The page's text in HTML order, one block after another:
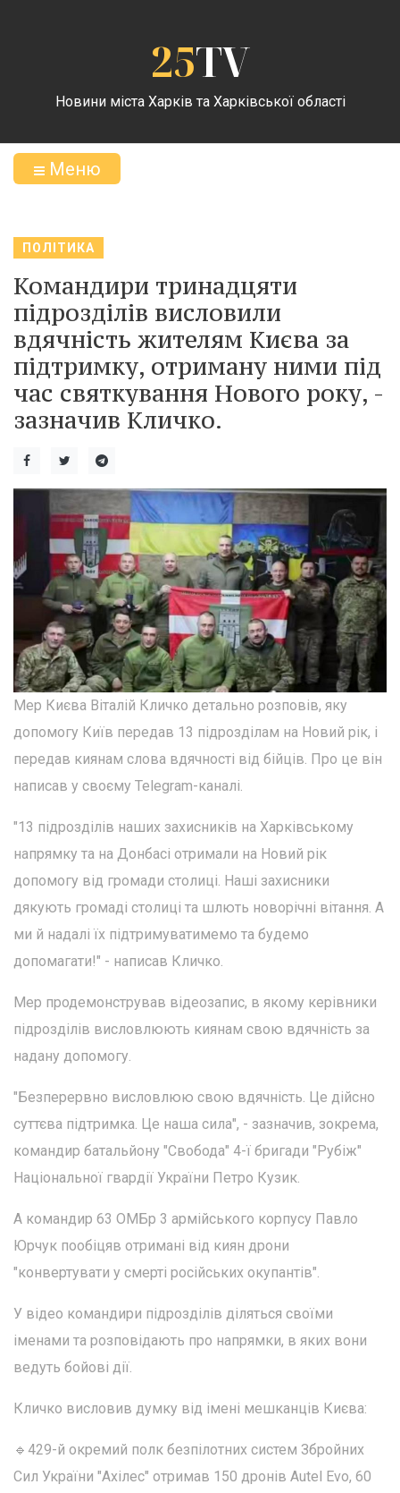
25TV
Новини міста Харків та Харківської області
Меню
ПОЛІТИКА
Командири тринадцяти
підрозділів висловили
вдячність жителям Києва за
підтримку, отриману ними під
час святкування Нового року, -
зазначив Кличко.
Мер Києва Віталій Кличко детально розповів, яку
допомогу Київ передав 13 підрозділам на Новий рік, і
передав киянам слова вдячності від бійців. Про це він
написав у своєму Telegram-каналі.
"13 підрозділів наших захисників на Харківському
напрямку та на Донбасі отримали на Новий рік
допомогу від громади столиці. Наші захисники
дякують громаді столиці та шлють новорічні вітання. А
ми й надалі їх підтримуватимемо та будемо
допомагати!" - написав Кличко.
Мер продемонстрував відеозапис, в якому керівники
підрозділів висловлюють киянам свою вдячність за
надану допомогу.
"Безперервно висловлюю свою вдячність. Це дійсно
суттєва підтримка. Це наша сила", - зазначив, зокрема,
командир батальйону "Свобода" 4-ї бригади "Рубіж"
Національної гвардії України Петро Кузик.
А командир 63 ОМБр 3 армійського корпусу Павло
Юрчук пообіцяв отримані від киян дрони
"конвертувати у смерті російських окупантів".
У відео командири підрозділів діляться своїми
іменами та розповідають про напрямки, в яких вони
ведуть бойові дії.
Кличко висловив думку від імені мешканців Києва:
🔹429-й окремий полк безпілотних систем Збройних
Сил України "Ахілес" отримав 150 дронів Autel Evo, 60